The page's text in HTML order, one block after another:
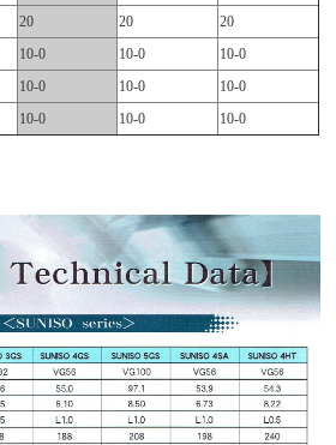
20 20
20
10-0 10-0
10-0
10-0 10-0
10-0
10-0 10-0 10-0